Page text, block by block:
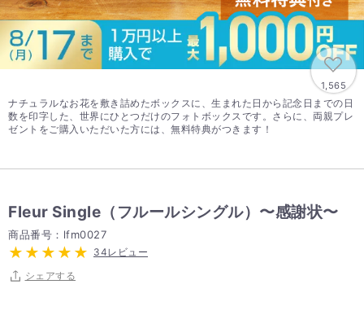
1,565
ナチュラルなお花を敷き詰めたボックスに、生まれた日から記念日までの日
数を印字した、世界にひとつだけのフォトボックスです。さらに、両親プレ
ゼントをご購入いただいた方には、無料特典がつきます！
Fleur Single（フルールシングル）〜感謝状〜
商品番号：lfm0027
34レビュー
シェアする